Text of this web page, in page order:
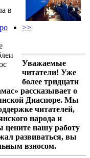
в
>>
Уважаемые
читатели! Уже
более тридцати
рассказывает о
Диаспоре. Мы
читателей,
народа и
цените нашу работу
развиваться, вы
взносом.